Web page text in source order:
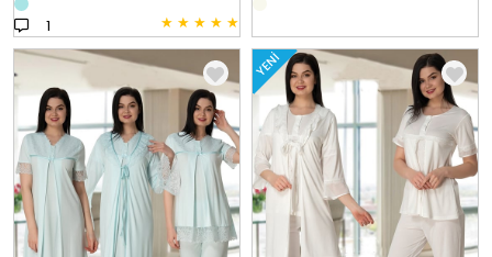
★ ★ ★ ★ ★
1
YENI